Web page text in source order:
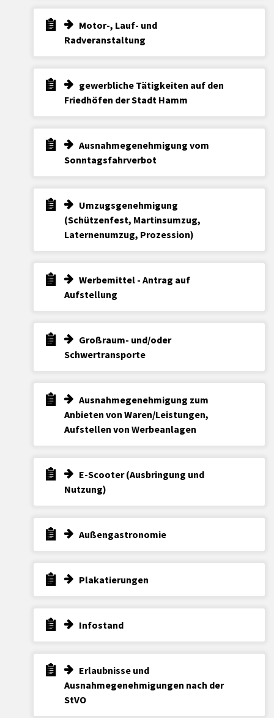
Motor-, Lauf- und
Radveranstaltung
gewerbliche Tätigkeiten auf den
Friedhöfen der Stadt Hamm
Ausnahmegenehmigung vom
Sonntagsfahrverbot
Umzugsgenehmigung
(Schützenfest, Martinsumzug,
Laternenumzug, Prozession)
Werbemittel - Antrag auf
Aufstellung
Großraum- und/oder
Schwertransporte
Ausnahmegenehmigung zum
Anbieten von Waren/Leistungen,
Aufstellen von Werbeanlagen
E-Scooter (Ausbringung und
Nutzung)
Außengastronomie
Plakatierungen
Infostand
Erlaubnisse und
Ausnahmegenehmigungen nach der
StVO